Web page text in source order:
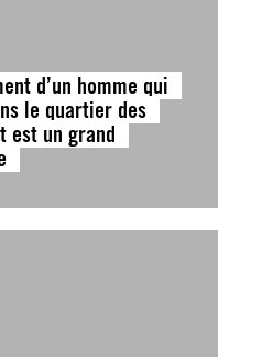
d’un homme qui
le quartier des
est un grand